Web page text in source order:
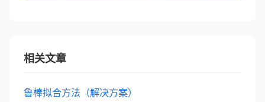
相关文章
鲁棒拟合方法（解决方案）